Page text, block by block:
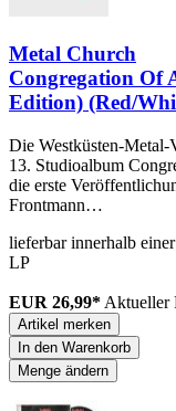
Metal Church
Congregation Of
Edition) (Red/
Die Westküsten-
13. Studioalbum
die erste
Frontmann…
lieferbar innerhalb
LP
EUR 26,99* Aktueller
Artikel merken
In den Warenkorb
Menge ändern